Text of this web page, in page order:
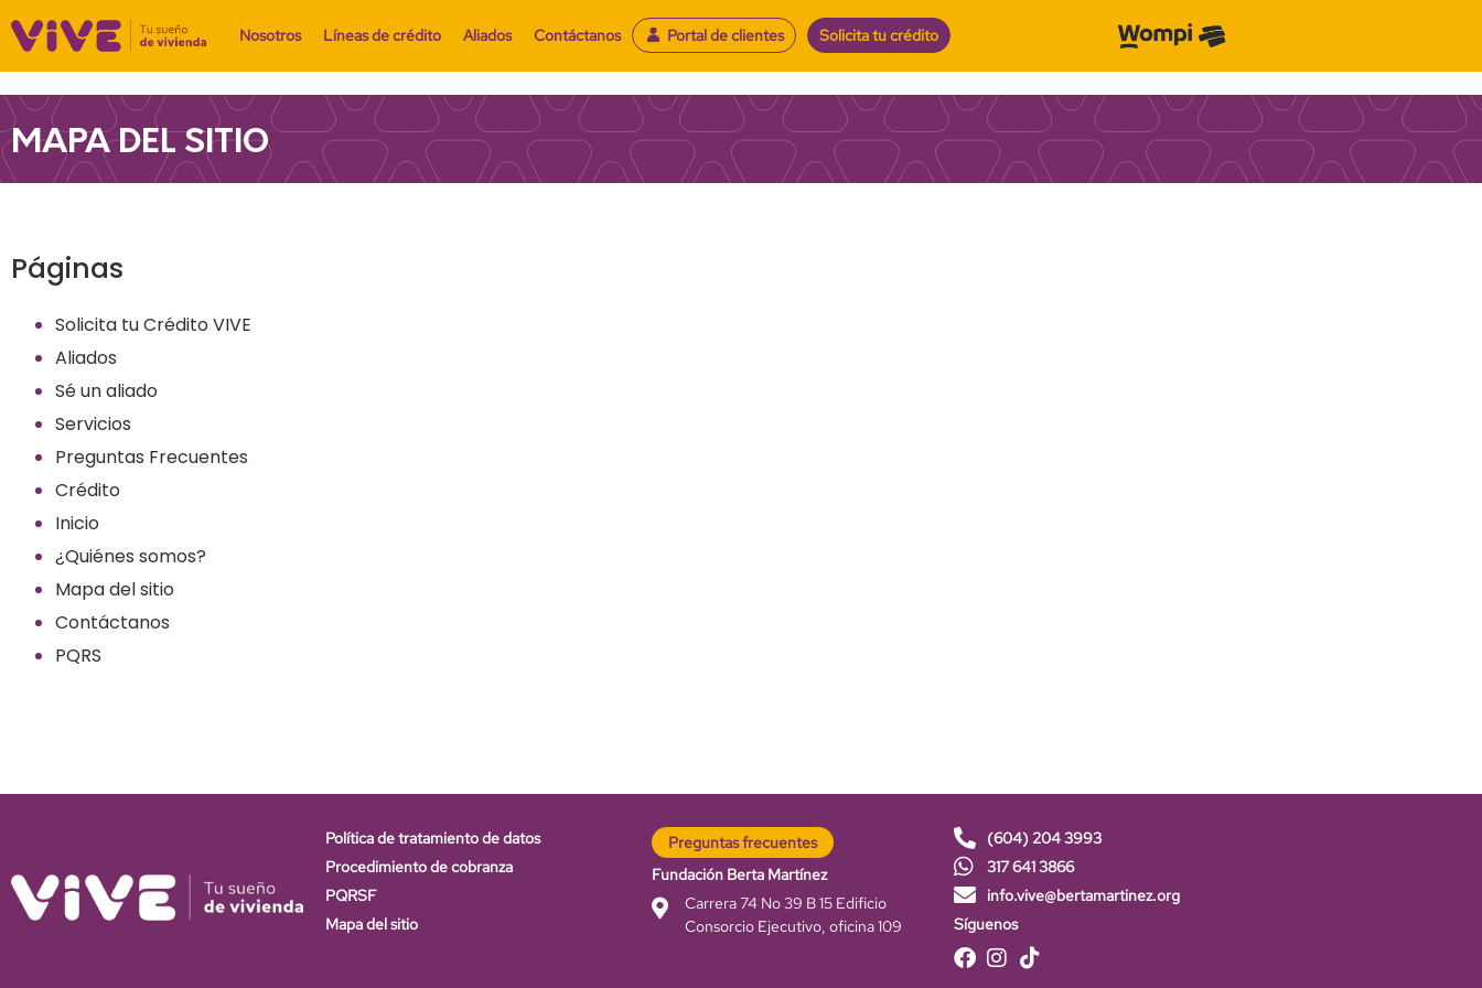
Nosotros Líneas de crédito Aliados Contáctanos Portal de clientes Solicita tu crédito
MAPA DEL SITIO
Páginas
Solicita tu Crédito VIVE
Aliados
Sé un aliado
Servicios
Preguntas Frecuentes
Crédito
Inicio
¿Quiénes somos?
Mapa del sitio
Contáctanos
PQRS
Política de tratamiento de datos
Procedimiento de cobranza
PQRSF
Mapa del sitio
Preguntas frecuentes
Fundación Berta Martínez
Carrera 74 No 39 B 15 Edificio
Consorcio Ejecutivo, oficina 109
(604) 204 3993
317 641 3866
info.vive@bertamartinez.org
Síguenos